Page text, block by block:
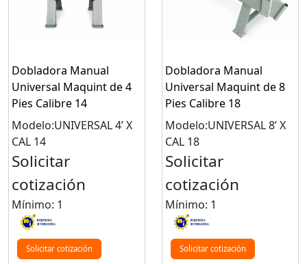
Dobladora Manual
Universal Maquint de 4
Pies Calibre 14
Modelo:UNIVERSAL 4’ X
CAL 14
Solicitar
cotización
Mínimo: 1
Solicitar cotización
Dobladora Manual
Universal Maquint de 8
Pies Calibre 18
Modelo:UNIVERSAL 8’ X
CAL 18
Solicitar
cotización
Mínimo: 1
Solicitar cotización